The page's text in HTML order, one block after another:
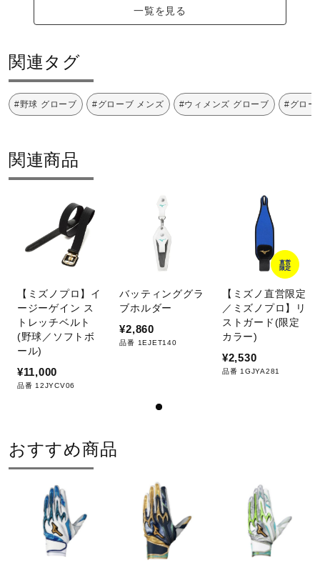
一覧を見る
関連タグ
#野球 グローブ #グローブ メンズ #ウィメンズ グローブ #グロー
関連商品
【ミズノプロ】イ
ージーゲイン ス
トレッチベルト
(野球／ソフトボ
ール)
¥11,000
品番 12JYCV06
バッティンググラ
ブホルダー
¥2,860
品番 1EJET140
直営
限定
【ミズノ直営限定
／ミズノプロ】リ
ストガード(限定
カラー)
¥2,530
品番 1GJYA281
おすすめ商品